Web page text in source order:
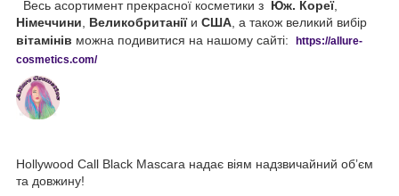
Весь асортимент прекрасної косметики з Юж. Кореї,
Німеччини
Великобританіїи США , а також великий вибір
вітамінів можна подивитися на нашому сайті: https://allure-
cosmetics.com/
Hollywood Call Black Mascara надає віям надзвичайний обʼєм
та довжину!